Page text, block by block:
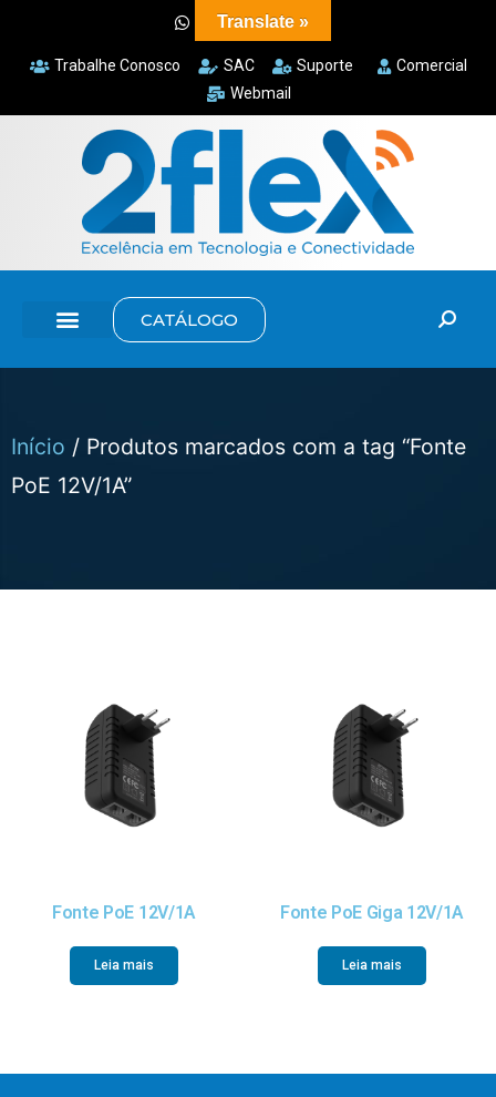
Trabalhe Conosco SAC Suporte
Comercial
Webmail
CATÁLOGO
Início / Produtos marcados com a tag “Fonte
PoE 12V/1A”
Fonte PoE 12V/1A
Leia mais
Fonte PoE Giga 12V/1A
Leia mais
Translate »